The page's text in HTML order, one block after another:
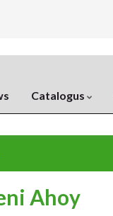
Catalogus
Ahoy